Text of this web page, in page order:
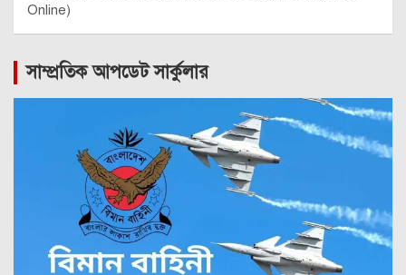
Online)
সাম্প্রতিক আপডেট সার্কুলার